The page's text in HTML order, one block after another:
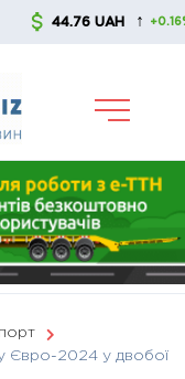
44.76 UAH ↑ +0.16%
у Євро-2024 у двобої